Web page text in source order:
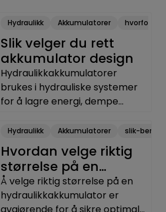
Hydraulikk Akkumulatorer hvorfor-
Slik velger du rett
akkumulator design
Hydraulikkakkumulatorer
brukes i hydrauliske systemer
for å lagre energi, dempe
systemets effektivitet. De tre
vanligste typene er
blæreakkumulator,
stempelakkumulator og
membranakkumulator. Hver
type har unike egenskaper og
Hydraulikk Akkumulatorer slik-
Hvordan velge riktig
størrelse på en
hydraulikkakkumulator
Å velge riktig størrelse på en
hydraulikkakkumulator er
avgjørende for å sikre optimal